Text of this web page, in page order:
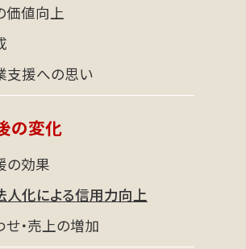
価値向上
支援への思い
の変化
の効果
人化による信用力向上
せ・売上の増加